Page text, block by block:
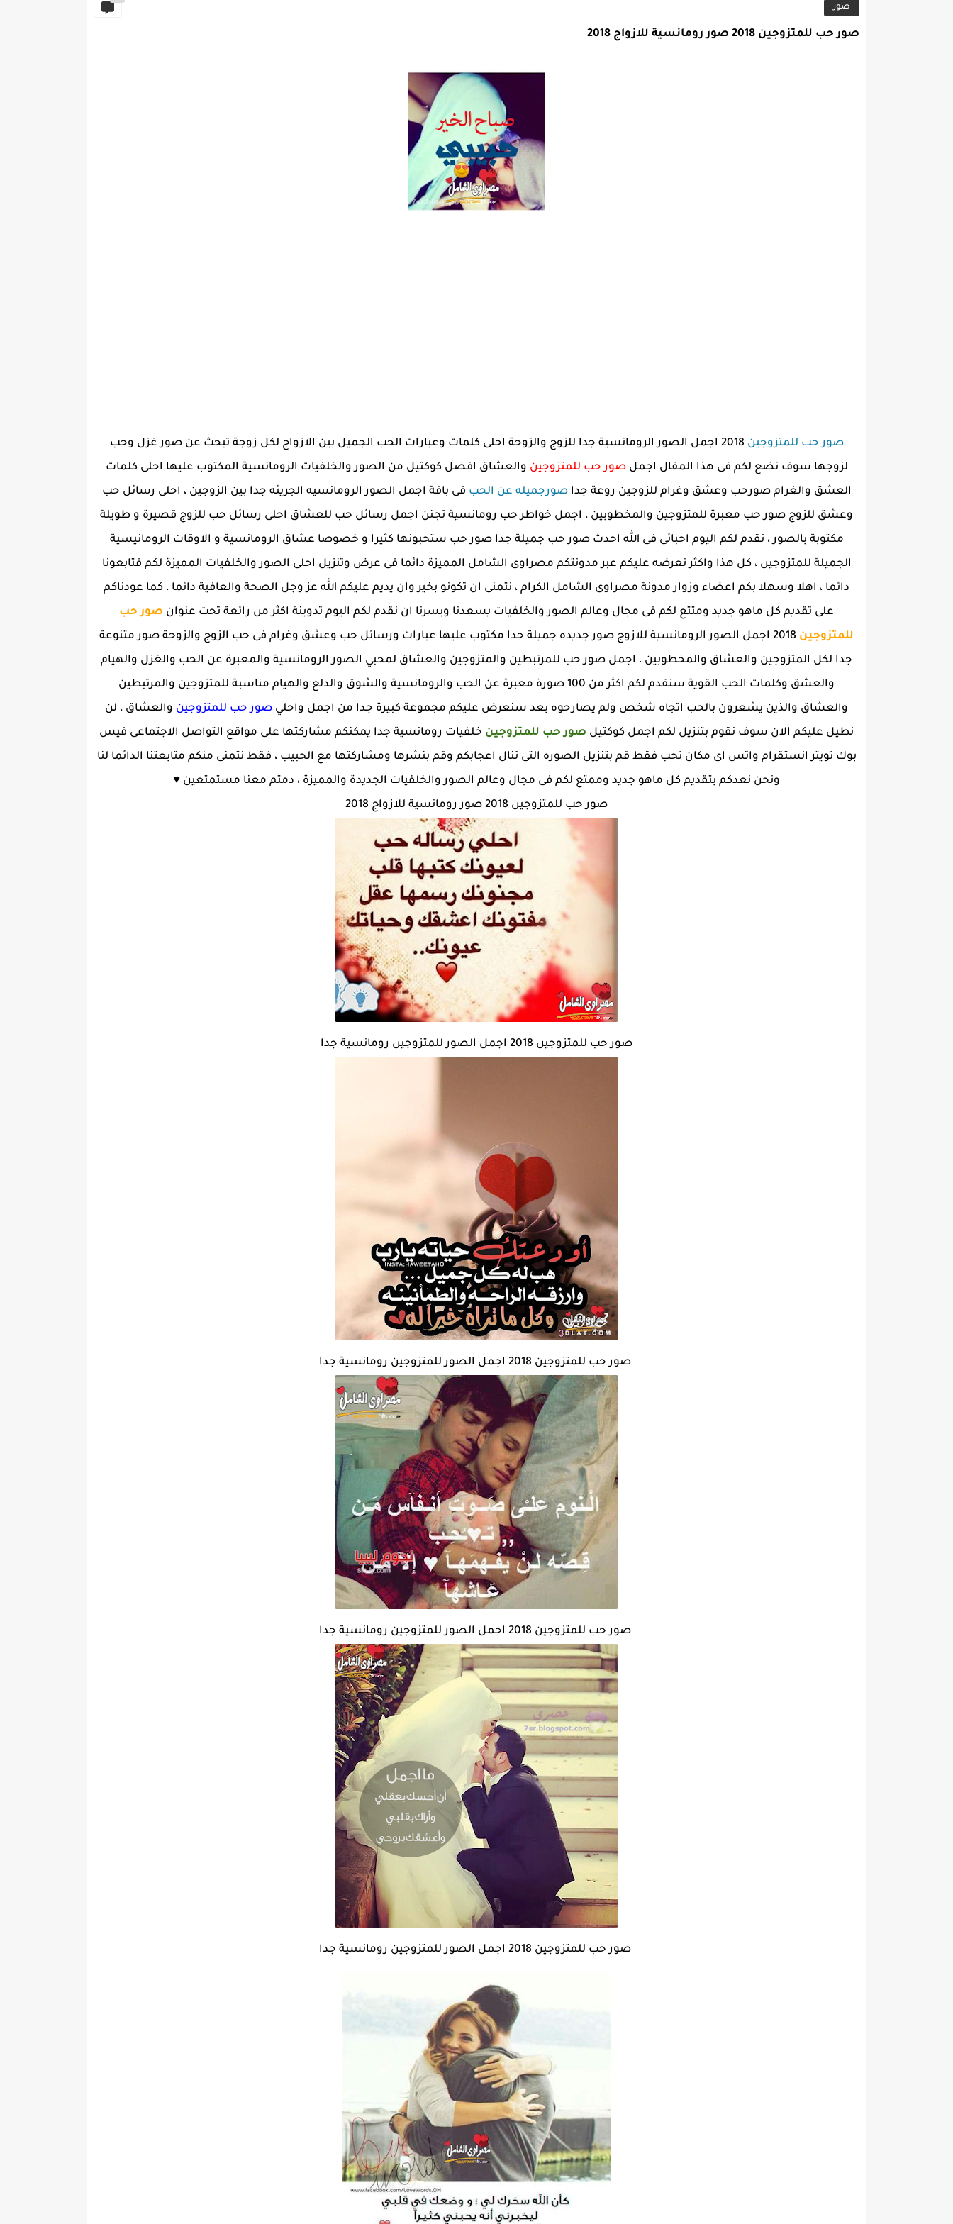
صور
صور حب للمتزوجين 2018 صور رومانسية للازواج 2018
صور حب للمتزوجين
2018 اجمل الصور الرومانسية جدا للزوج والزوجة احلى كلمات وعبارات الحب الجميل بين الازواج لكل زوجة تبحث عن صور غزل وحب
لزوجها سوف نضع لكم فى هذا المقال اجملصور حب للمتزوجين والعشاق افضل كوكتيل من الصور والخلفيات الرومانسية المكتوب عليها احلى كلمات
العشق والغرام صورحب وعشق وغرام للزوجين روعة جداصورجميله عن الحب فى باقة اجمل الصور الرومانسيه الجريئه جدا بين الزوجين ، احلى رسائل حب
وعشق للزوج صور حب معبرة للمتزوجين والمخطوبين ، اجمل خواطر حب رومانسية تجنن اجمل رسائل حب للعشاق احلى رسائل حب للزوج قصيرة و طويلة
مكتوبة بالصور ، نقدم لكم اليوم احبائى فى الله احدث صور حب جميلة جدا صور حب ستحبونها كثيرا و خصوصا عشاق الرومانسية و الاوقات الرومانيسية
الجميلة للمتزوجين ، كل هذا واكثر نعرضه عليكم عبر مدونتكم مصراوى الشامل المميزة دائما فى عرض وتنزيل احلى الصور والخلفيات المميزة لكم فتابعونا
دائما ، اهلا وسهلا بكم اعضاء وزوار مدونة مصراوى الشامل الكرام ، نتمنى ان تكونو بخير وان يديم عليكم الله عز وجل الصحة والعافية دائما ، كما عودناكم
على تقديم كل ماهو جديد ومتتع لكم فى مجال وعالم الصور والخلفيات يسعدنا ويسرنا ان نقدم لكم اليوم تدوينة اكثر من رائعة تحت عنوان صور حب
للمتزوجين
2018 اجمل الصور الرومانسية للازوج صور جديده جميلة جدا مكتوب عليها عبارات ورسائل حب وعشق وغرام فى حب الزوج والزوجة صور متنوعة
جدا لكل المتزوجين والعشاق والمخطوبين ، اجمل صور حب للمرتبطين والمتزوجين والعشاق لمحبي الصور الرومانسية والمعبرة عن الحب والغزل والهيام
والعشق وكلمات الحب القوية سنقدم لكم اكثر من 100 صورة معبرة عن الحب والرومانسية والشوق والدلع والهيام مناسبة للمتزوجين والمرتبطين
والعشاق والذين يشعرون بالحب اتجاه شخص ولم يصارحوه بعد سنعرض عليكم مجموعة كبيرة جدا من اجمل واحلي صور حب للمتزوجين والعشاق ، لن
نطيل عليكم الان سوف نقوم بتنزيل لكم اجمل كوكتيل صور حب للمتزوجين خلفيات رومانسية جدا يمكنكم مشاركتها على مواقع التواصل الاجتماعى فيس
بوك تويتر انستقرام واتس اى مكان تحب فقط قم بتنزيل الصوره التى تنال اعجابكم وقم بنشرها ومشاركتها مع الحبيب ، فقط نتمنى منكم متابعتنا الدائما لنا
ونحن نعدكم بتقديم كل ماهو جديد وممتع لكم فى مجال وعالم الصور والخلفيات الجديدة والمميزة ، دمتم معنا مستمتعين ♥
صور حب للمتزوجين 2018 صور رومانسية للازواج 2018
صور حب للمتزوجين 2018 اجمل الصور للمتزوجين رومانسية جدا
صور حب للمتزوجين 2018 اجمل الصور للمتزوجين رومانسية جدا
صور حب للمتزوجين 2018 اجمل الصور للمتزوجين رومانسية جدا
صور حب للمتزوجين 2018 اجمل الصور للمتزوجين رومانسية جدا